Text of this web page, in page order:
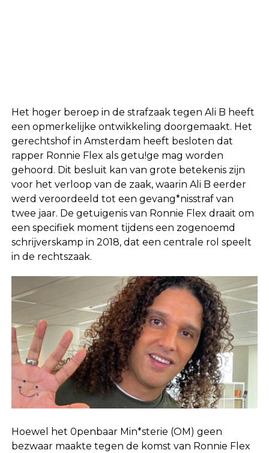
Het hoger beroep in de strafzaak tegen Ali B heeft
een opmerkelijke ontwikkeling doorgemaakt. Het
gerechtshof in Amsterdam heeft besloten dat
rapper Ronnie Flex als getu!ge mag worden
gehoord. Dit besluit kan van grote betekenis zijn
voor het verloop van de zaak, waarin Ali B eerder
werd veroordeeld tot een gevang*nisstraf van
twee jaar. De getuigenis van Ronnie Flex draait om
een specifiek moment tijdens een zogenoemd
schrijverskamp in 2018, dat een centrale rol speelt
in de rechtszaak.
Hoewel het 0penbaar Min*sterie (OM) geen
bezwaar maakte tegen de komst van Ronnie Flex